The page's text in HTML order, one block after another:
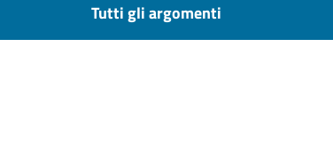
Tutti gli argomenti